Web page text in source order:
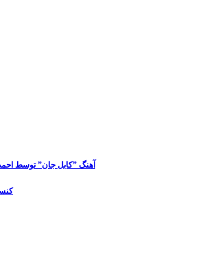
آهنگ ”کابل جان” توسط